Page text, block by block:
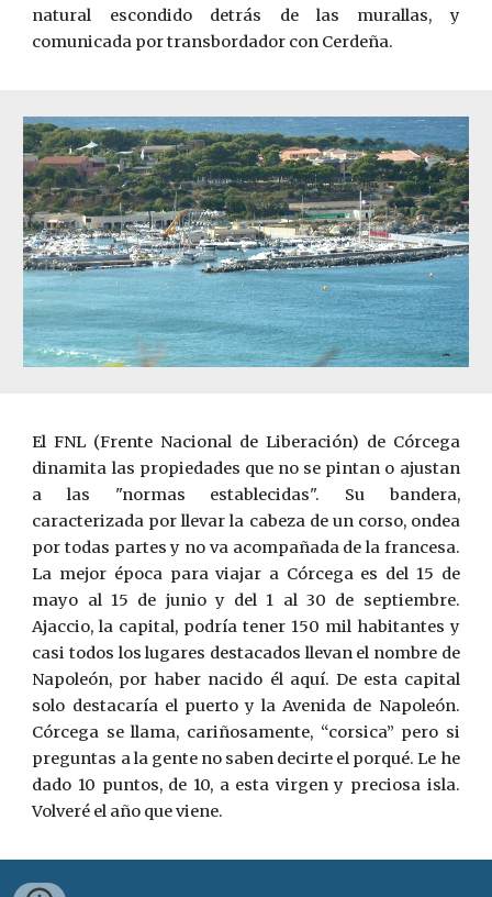
natural escondido detrás de las murallas, y
comunicada por transbordador con Cerdeña.
El FNL (Frente Nacional de Liberación) de Córcega
dinamita las propiedades que no se pintan o ajustan
a las "normas establecidas". Su bandera,
caracterizada por llevar la cabeza de un corso, ondea
por todas partes y no va acompañada de la francesa.
La mejor época para viajar a Córcega es del 15 de
mayo al 15 de junio y del 1 al 30 de septiembre.
Ajaccio, la capital, podría tener 150 mil habitantes y
casi todos los lugares destacados llevan el nombre de
Napoleón, por haber nacido él aquí. De esta capital
solo destacaría el puerto y la Avenida de Napoleón.
Córcega se llama, cariñosamente, “corsica” pero si
preguntas a la gente no saben decirte el porqué. Le he
dado 10 puntos, de 10, a esta virgen y preciosa isla.
Volveré el año que viene.